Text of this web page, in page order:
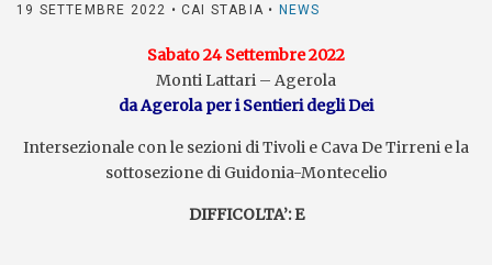
19 SETTEMBRE 2022 • CAI STABIA • NEWS
Sabato 24 Settembre 2022
Monti Lattari – Agerola
da Agerola per i Sentieri degli Dei
Intersezionale con le sezioni di Tivoli e Cava De Tirreni e la
sottosezione di Guidonia-Montecelio
DIFFICOLTA’: E